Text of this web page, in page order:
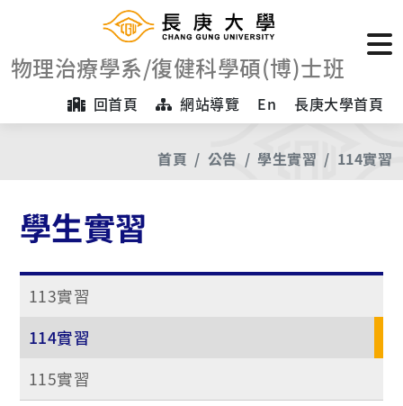
物理治療學系/復健科學碩(博)士班
回首頁 網站導覽 En 長庚大學首頁
首頁 公告 學生實習 114實習
學生實習
113實習
114實習
115實習